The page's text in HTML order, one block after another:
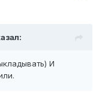
И